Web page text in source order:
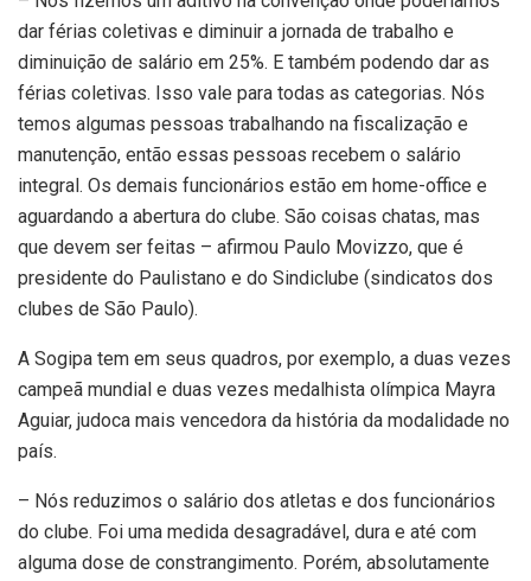
dar férias coletivas e diminuir a jornada de trabalho e
diminuição de salário em 25%. E também podendo dar as
férias coletivas. Isso vale para todas as categorias. Nós
temos algumas pessoas trabalhando na fiscalização e
manutenção, então essas pessoas recebem o salário
integral. Os demais funcionários estão em home-office e
aguardando a abertura do clube. São coisas chatas, mas
que devem ser feitas – afirmou Paulo Movizzo, que é
presidente do Paulistano e do Sindiclube (sindicatos dos
clubes de São Paulo).
A Sogipa tem em seus quadros, por exemplo, a duas vezes
campeã mundial e duas vezes medalhista olímpica Mayra
Aguiar, judoca mais vencedora da história da modalidade no
país.
– Nós reduzimos o salário dos atletas e dos funcionários
do clube. Foi uma medida desagradável, dura e até com
alguma dose de constrangimento. Porém, absolutamente